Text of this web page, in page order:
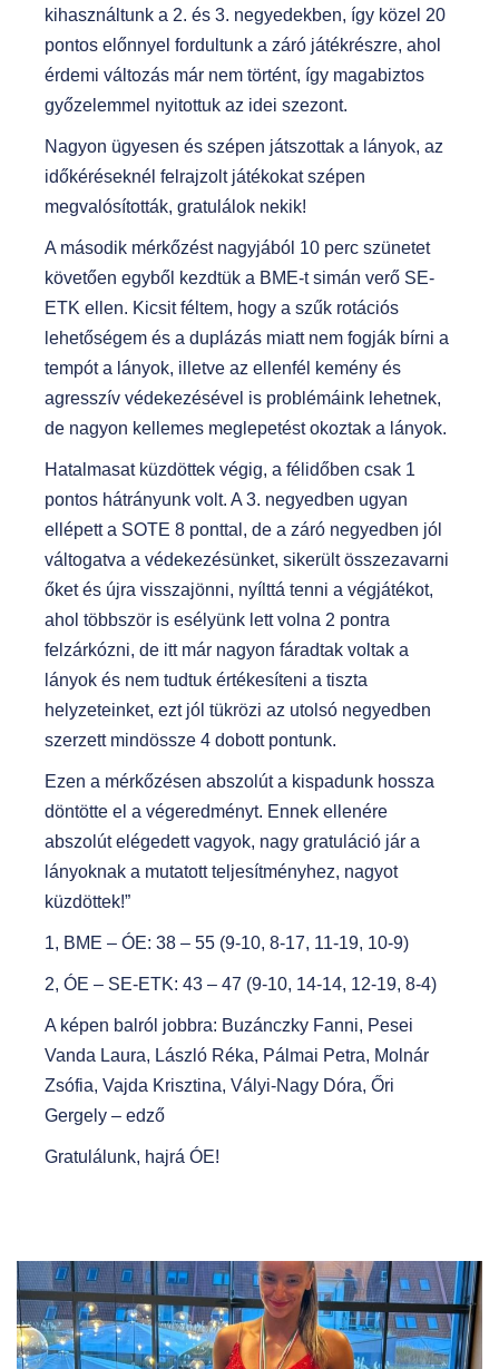
kihasználtunk a 2. és 3. negyedekben, így közel 20
pontos előnnyel fordultunk a záró játékrészre, ahol
érdemi változás már nem történt, így magabiztos
győzelemmel nyitottuk az idei szezont.
Nagyon ügyesen és szépen játszottak a lányok, az
időkéréseknél felrajzolt játékokat szépen
megvalósították, gratulálok nekik!
A második mérkőzést nagyjából 10 perc szünetet
követően egyből kezdtük a BME-t simán verő SE-
ETK ellen. Kicsit féltem, hogy a szűk rotációs
lehetőségem és a duplázás miatt nem fogják bírni a
tempót a lányok, illetve az ellenfél kemény és
agresszív védekezésével is problémáink lehetnek,
de nagyon kellemes meglepetést okoztak a lányok.
Hatalmasat küzdöttek végig, a félidőben csak 1
pontos hátrányunk volt. A 3. negyedben ugyan
ellépett a SOTE 8 ponttal, de a záró negyedben jól
váltogatva a védekezésünket, sikerült összezavarni
őket és újra visszajönni, nyílttá tenni a végjátékot,
ahol többször is esélyünk lett volna 2 pontra
felzárkózni, de itt már nagyon fáradtak voltak a
lányok és nem tudtuk értékesíteni a tiszta
helyzeteinket, ezt jól tükrözi az utolsó negyedben
szerzett mindössze 4 dobott pontunk.
Ezen a mérkőzésen abszolút a kispadunk hossza
döntötte el a végeredményt. Ennek ellenére
abszolút elégedett vagyok, nagy gratuláció jár a
lányoknak a mutatott teljesítményhez, nagyot
küzdöttek!”
1, BME – ÓE: 38 – 55 (9-10, 8-17, 11-19, 10-9)
2, ÓE – SE-ETK: 43 – 47 (9-10, 14-14, 12-19, 8-4)
A képen balról jobbra: Buzánczky Fanni, Pesei
Vanda Laura, László Réka, Pálmai Petra, Molnár
Zsófia, Vajda Krisztina, Vályi-Nagy Dóra, Őri
Gergely – edző
Gratulálunk, hajrá ÓE!